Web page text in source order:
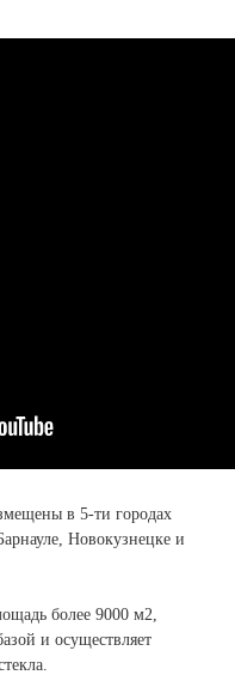
Pro
Trade
документация
в 5-ти городах
Новокузнецке и
более 9000 м2,
и осуществляет